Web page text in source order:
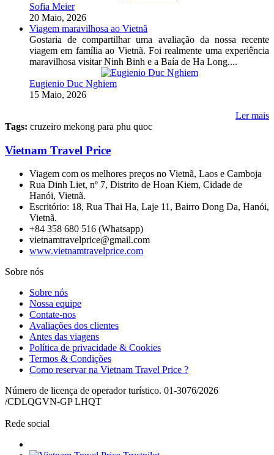
Sofia Meier
20 Maio, 2026
Viagem maravilhosa ao Vietnã
Gostaria de compartilhar uma avaliação da nossa recente
viagem em família ao Vietnã. Foi realmente uma experiência
maravilhosa visitar Ninh Binh e a Baía de Ha Long....
Eugienio Duc Nghiem
15 Maio, 2026
Ler mais
Tags: cruzeiro mekong para phu quoc
Vietnam Travel Price
Viagem com os melhores preços no Vietnã, Laos e Camboja
Rua Dinh Liet, nº 7, Distrito de Hoan Kiem, Cidade de
Hanói, Vietnã.
Escritório: 18, Rua Thai Ha, Laje 11, Bairro Dong Da, Hanói,
Vietnã.
+84 358 680 516 (Whatsapp)
vietnamtravelprice@gmail.com
www.vietnamtravelprice.com
Sobre nós
Sobre nós
Nossa equipe
Contate-nos
Avaliações dos clientes
Antes das viagens
Política de privacidade & Cookies
Termos & Condições
Como reservar na Vietnam Travel Price ?
Número de licença de operador turístico. 01-3076/2026
/CDLQGVN-GP LHQT
Rede social